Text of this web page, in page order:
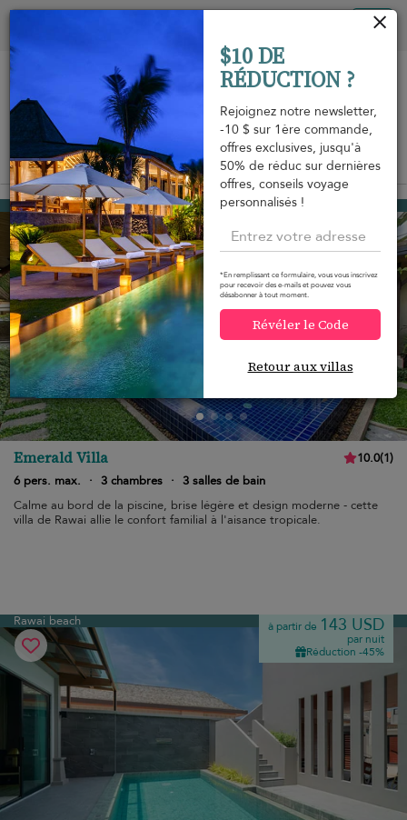
Vue sur la carte
Rawai beach à partir de
Emerald Villa 10.0(1)
6 pers. max.
· 3 chambres · 3 salles de bain
Calme au bord de la piscine, brise légère et design moderne - cette
villa de Rawai allie le confort familial à l'aisance tropicale.
Rawai beach à partir de 143 USD
par nuit
Réduction -45%
$10 DE
RÉDUCTION ?
Rejoignez notre newsletter,
-10 $ sur 1ère commande,
offres exclusives, jusqu'à
50% de réduc sur dernières
offres, conseils voyage
personnalisés !
*En remplissant ce formulaire, vous vous inscrivez
pour recevoir des e-mails et pouvez vous
désabonner à tout moment.
Révéler le Code
Retour aux villas
Vos paramètres de cookies